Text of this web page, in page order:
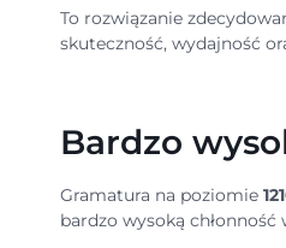
To rozwiązanie
skuteczność, wydajność
Bardzo
Gramatura na poziomie
bardzo wysoką